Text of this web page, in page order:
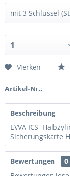
Merken
Artikel-Nr.:
Beschreibung
EVVA ICS
Sicherungskarte
Bewertungen
0